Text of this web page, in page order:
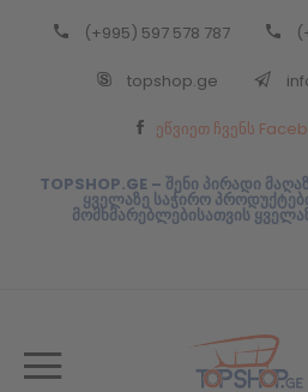
(+995) 597 578 787
topshop.ge
ეწვიეთ ჩვენს
TOPSHOP.GE – შენი პირადი
ყველაზე საჭირო
მომხმარებლებისათვის
Back